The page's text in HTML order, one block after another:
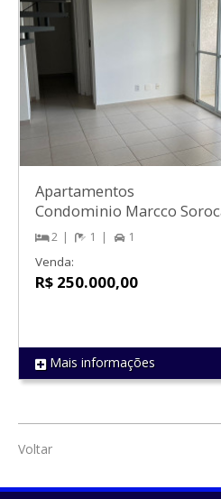
REF 1209
Apartamentos
Condominio Marcco
2 1 1
Venda:
R$ 250.000,00
Mais informações
Voltar